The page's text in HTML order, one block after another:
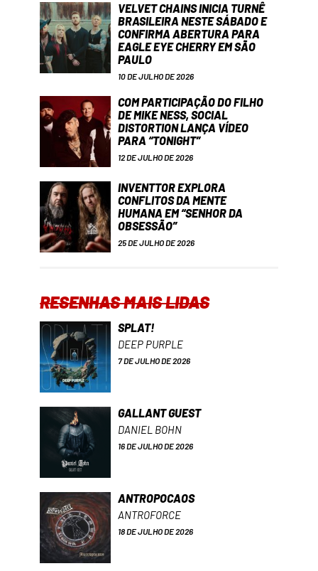
VELVET CHAINS INICIA TURNÊ
BRASILEIRA NESTE SÁBADO E
CONFIRMA ABERTURA PARA
EAGLE EYE CHERRY EM SÃO
PAULO
10 DE JULHO DE 2026
COM PARTICIPAÇÃO DO FILHO
DE MIKE NESS, SOCIAL
DISTORTION LANÇA VÍDEO
PARA “TONIGHT”
12 DE JULHO DE 2026
INVENTTOR EXPLORA
CONFLITOS DA MENTE
HUMANA EM “SENHOR DA
OBSESSÃO”
25 DE JULHO DE 2026
RESENHAS MAIS LIDAS
SPLAT!
DEEP PURPLE
7 DE JULHO DE 2026
GALLANT GUEST
DANIEL BOHN
16 DE JULHO DE 2026
ANTROPOCAOS
ANTROFORCE
18 DE JULHO DE 2026